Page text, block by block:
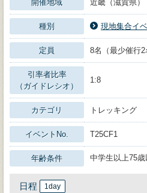
開催地域 近畿（滋賀県）
種別 現地集合イ
定員 8名（最少催行2
引率者比率
（ガイドレシオ）
1:8
カテゴリ トレッキング
イベントNo. T25CF1
年齢条件 中学生以上75
日程 1day